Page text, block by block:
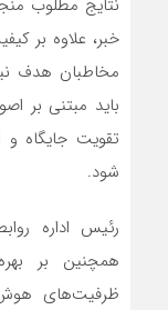
نتایج مطلوب
خبر، علاوه بر
مخاطبان هدف
باید مبتنی بر
تقویت جایگاه و
شود.
رئیس اداره
همچنین بر
ظرفیت‌های هوش